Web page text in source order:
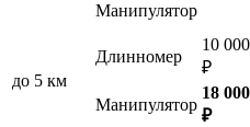
Манипулятор
до 5 км
Длинномер
10 000
₽
Манипулятор
18 000
₽